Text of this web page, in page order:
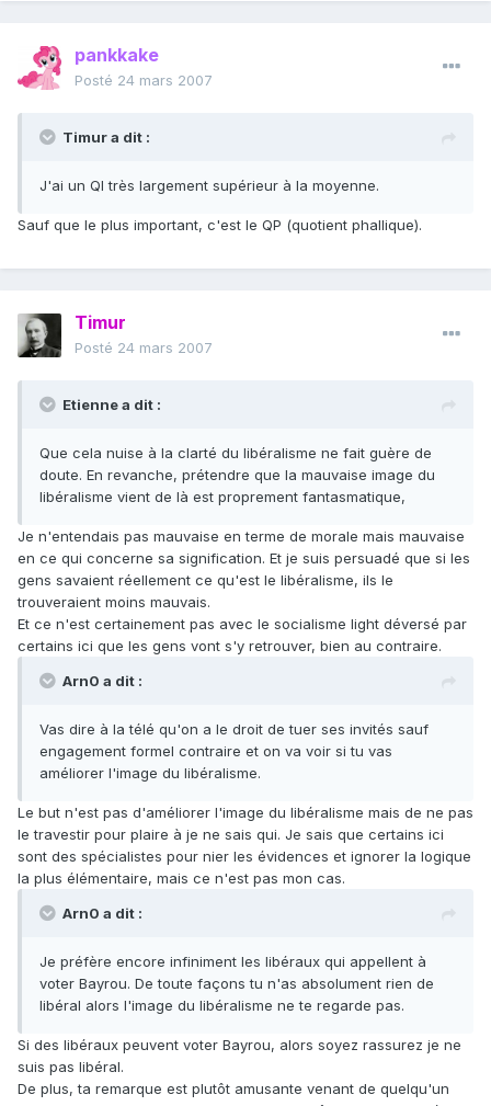
pankkake
Posté 24 mars 2007
Timur a dit :
J'ai un QI très largement supérieur à la moyenne.
Sauf que le plus important, c'est le QP (quotient phallique).
Timur
Posté 24 mars 2007
Etienne a dit :
Que cela nuise à la clarté du libéralisme ne fait guère de
doute. En revanche, prétendre que la mauvaise image du
libéralisme vient de là est proprement fantasmatique,
Je n'entendais pas mauvaise en terme de morale mais mauvaise
en ce qui concerne sa signification. Et je suis persuadé que si les
gens savaient réellement ce qu'est le libéralisme, ils le
trouveraient moins mauvais.
Et ce n'est certainement pas avec le socialisme light déversé par
certains ici que les gens vont s'y retrouver, bien au contraire.
Arn0 a dit :
Vas dire à la télé qu'on a le droit de tuer ses invités sauf
engagement formel contraire et on va voir si tu vas
améliorer l'image du libéralisme.
Le but n'est pas d'améliorer l'image du libéralisme mais de ne pas
le travestir pour plaire à je ne sais qui. Je sais que certains ici
sont des spécialistes pour nier les évidences et ignorer la logique
la plus élémentaire, mais ce n'est pas mon cas.
Arn0 a dit :
Je préfère encore infiniment les libéraux qui appellent à
voter Bayrou. De toute façons tu n'as absolument rien de
libéral alors l'image du libéralisme ne te regarde pas.
Si des libéraux peuvent voter Bayrou, alors soyez rassurez je ne
suis pas libéral.
De plus, ta remarque est plutôt amusante venant de quelqu'un